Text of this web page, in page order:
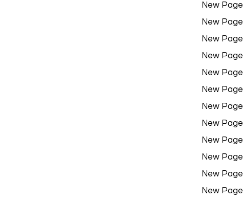
New Page
New Page
New Page
New Page
New Page
New Page
New Page
New Page
New Page
New Page
New Page
New Page